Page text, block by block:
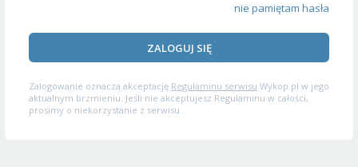
nie pamiętam hasła
ZALOGUJ SIĘ
Zalogowanie oznacza akceptację Regulaminu serwisu Wykop.pl w jego
aktualnym brzmieniu. Jeśli nie akceptujesz Regulaminu w całości,
prosimy o niekorzystanie z serwisu.